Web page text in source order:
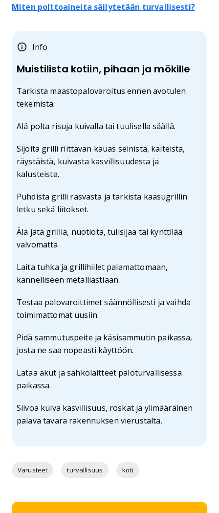
Miten polttoaineita säilytetään turvallisesti?
Info
Muistilista kotiin, pihaan ja mökille
Tarkista maastopalovaroitus ennen avotulen
tekemistä.
Älä polta risuja kuivalla tai tuulisella säällä.
Sijoita grilli riittävän kauas seinistä, kaiteista,
räystäistä, kuivasta kasvillisuudesta ja
kalusteista.
Puhdista grilli rasvasta ja tarkista kaasugrillin
letku sekä liitokset.
Älä jätä grilliä, nuotiota, tulisijaa tai kynttilää
valvomatta.
Laita tuhka ja grillihiilet palamattomaan,
kannelliseen metalliastiaan.
Testaa palovaroittimet säännöllisesti ja vaihda
toimimattomat uusiin.
Pidä sammutuspeite ja käsisammutin paikassa,
josta ne saa nopeasti käyttöön.
Lataa akut ja sähkölaitteet paloturvallisessa
paikassa.
Siivoa kuiva kasvillisuus, roskat ja ylimääräinen
palava tavara rakennuksen vierustalta.
Varusteet turvallisuus koti